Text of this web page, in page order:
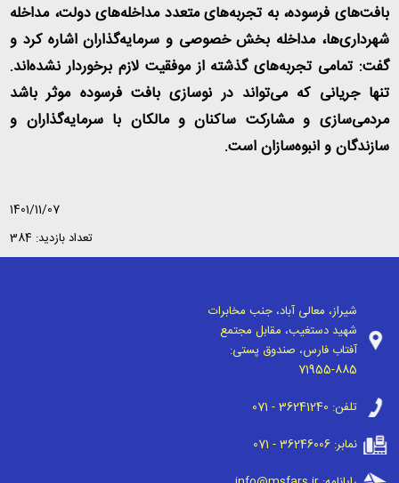
بافت‌های فرسوده، به تجربه‌های متعدد مداخله‌های دولت، مداخله
شهرداری‌ها، مداخله بخش خصوصی و سرمایه‌گذاران اشاره کرد و
گفت: تمامی تجربه‌های گذشته از موفقیت لازم برخوردار نشده‌اند.
تنها جریانی که می‌تواند در نوسازی بافت فرسوده موثر باشد
مردمی‌سازی و مشارکت ساکنان و مالکان با سرمایه‌گذاران و
سازندگان و انبوه‌سازان است.
1401/11/07
تعداد بازدید: 384
شیراز، معالی آباد، جنب مخابرات
شهید دستغیب، مقابل مجتمع
آفتاب فارس، صندوق پستی:
71955-885
تلفن: 071 - 36241240
نمابر:071 - 36246006